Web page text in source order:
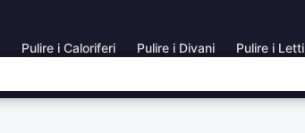
Pulire i Caloriferi Pulire i Divani Pulire i Letti